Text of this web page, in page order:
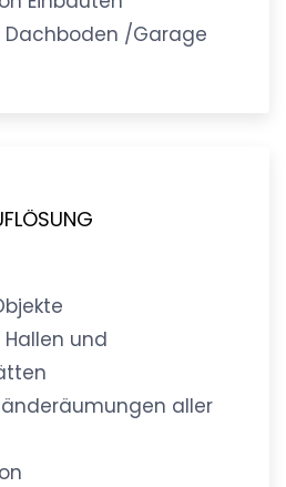
Dachboden /Garage
und
aller